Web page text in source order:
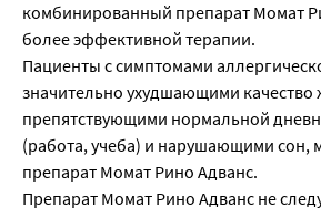
комбинированный препарат Момат
более эффективной терапии.
Пациенты с симптомами
значительно ухудшающими качество
препятствующими нормальной
(работа, учеба) и нарушающими сон,
препарат Момат Рино Адванс.
Препарат Момат Рино Адванс не